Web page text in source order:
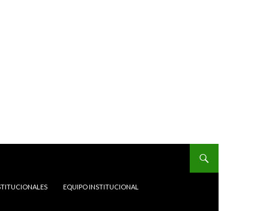
EQUIPO INSTITUCIONAL